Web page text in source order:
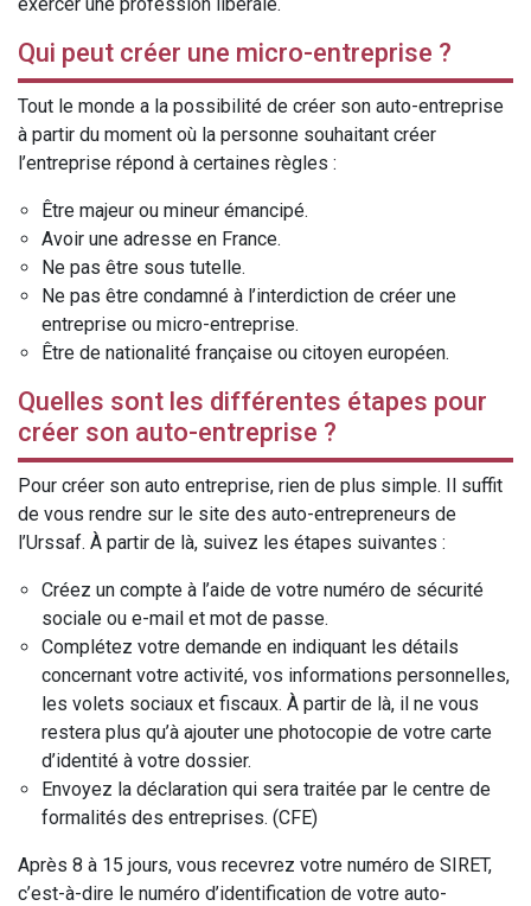
Qui peut créer une micro-entreprise ?
Tout le monde a la possibilité de créer son auto-entreprise
à partir du moment où la personne souhaitant créer
l’entreprise répond à certaines règles :
Être majeur ou mineur émancipé.
Avoir une adresse en France.
Ne pas être sous tutelle.
Ne pas être condamné à l’interdiction de créer une
entreprise ou micro-entreprise.
Être de nationalité française ou citoyen européen.
Quelles sont les différentes étapes pour
créer son auto-entreprise ?
Pour créer son auto entreprise, rien de plus simple. Il suffit
de vous rendre sur le site des auto-entrepreneurs de
l’Urssaf. À partir de là, suivez les étapes suivantes :
Créez un compte à l’aide de votre numéro de sécurité
sociale ou e-mail et mot de passe.
Complétez votre demande en indiquant les détails
concernant votre activité, vos informations personnelles,
les volets sociaux et fiscaux. À partir de là, il ne vous
restera plus qu’à ajouter une photocopie de votre carte
d’identité à votre dossier.
Envoyez la déclaration qui sera traitée par le centre de
formalités des entreprises. (CFE)
Après 8 à 15 jours, vous recevrez votre numéro de SIRET,
c’est-à-dire le numéro d’identification de votre auto-